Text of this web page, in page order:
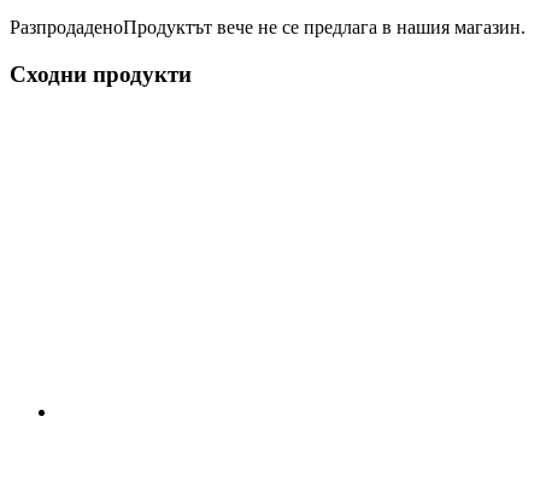
РазпродаденоПродуктът вече не се предлага в нашия магазин.
Сходни продукти